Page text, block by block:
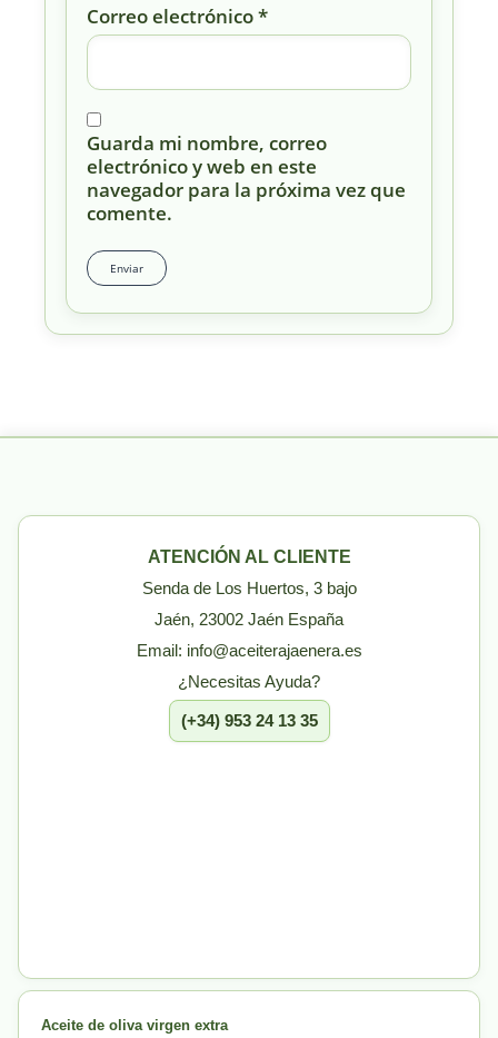
Correo electrónico*
Guarda mi nombre, correo
electrónico y web en este
navegador para la próxima vez que
comente.
ATENCIÓN AL CLIENTE
Senda de Los Huertos, 3 bajo
Jaén, 23002 Jaén España
Email: info@aceiterajaenera.es
¿Necesitas Ayuda?
(+34) 953 24 13 35
Aceite de oliva virgen extra